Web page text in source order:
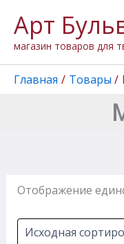
содержимому
Арт
магазин товаров для
Главная Товары
Отображение